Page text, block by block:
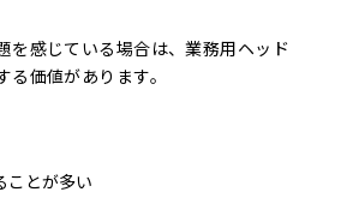
を感じている場合は、業務用ヘッド
価値があります。
ことが多い